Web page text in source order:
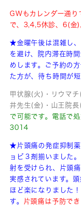
GWもカレンダー通
で、3,4,5休診、6(金
★金曜午後は混雑し
を避け、院内滞在時
めします。ご予約の
た方が、待ち時間が短
甲状腺(火)・リウマ
井先生(金)・山王院
で可能です。電話で
3014
★片頭痛の発症抑制薬
ョビ３剤揃いました。
射を受けられ、片頭
実感されています。
ほど楽になりました
す。
片頭痛は予防で